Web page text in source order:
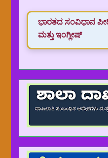
ಭಾರತದ ಸಂವಿಧಾನ‌
ಮತ್ತು ಇಂಗ್ಲೀಷ್